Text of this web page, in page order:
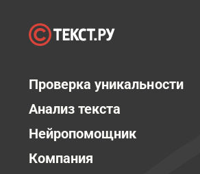
Проверка уникальности
Анализ текста
Нейропомощник
Компания